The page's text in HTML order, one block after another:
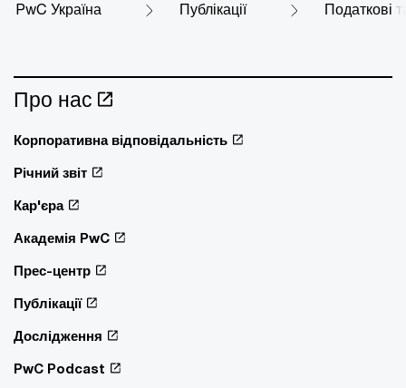
PwC Україна Публікації Податкові
Про нас
Корпоративна відповідальність
Річний звіт
Кар'єра
Академія PwC
Прес-центр
Публікації
Дослідження
PwC Podcast